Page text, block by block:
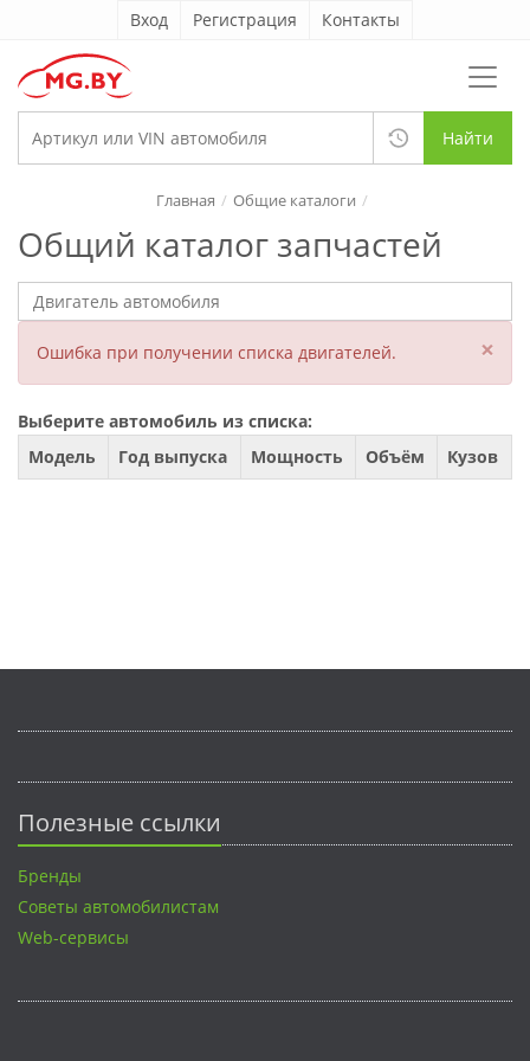
Вход Регистрация Контакты
Найти
Общий каталог запчастей
Главная Общие каталоги
Ошибка при получении списка двигателей. ×
Выберите автомобиль из списка:
Модель
Год выпуска Мощность Объём Кузов
Полезные ссылки
Бренды
Советы автомобилистам
Web-сервисы